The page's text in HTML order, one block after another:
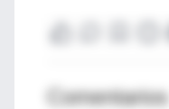
Comentarios